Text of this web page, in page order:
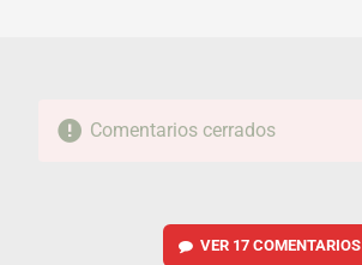
Comentarios cerrados
VER 17 COMENTARIOS